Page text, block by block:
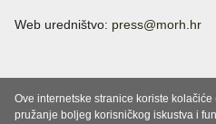
Web uredništvo: press@morh.hr
Ove internetske stranice koriste kolačiće
pružanje boljeg korisničkog iskustva i